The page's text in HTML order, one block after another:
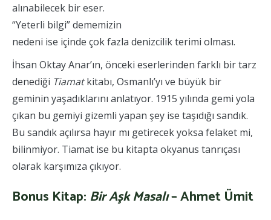
alınabilecek bir eser.
“Yeterli bilgi” dememizin
nedeni ise içinde çok fazla denizcilik terimi olması.
İhsan Oktay Anar’ın, önceki eserlerinden farklı bir tarz
denediği Tiamatkitabı, Osmanlı’yı ve büyük bir
geminin yaşadıklarını anlatıyor. 1915 yılında gemi yola
çıkan bu gemiyi gizemli yapan şey ise taşıdığı sandık.
Bu sandık açılırsa hayır mı getirecek yoksa felaket mi,
bilinmiyor. Tiamat ise bu kitapta okyanus tanrıçası
olarak karşımıza çıkıyor.
Bonus Kitap: Bir Aşk Masalı– Ahmet Ümit